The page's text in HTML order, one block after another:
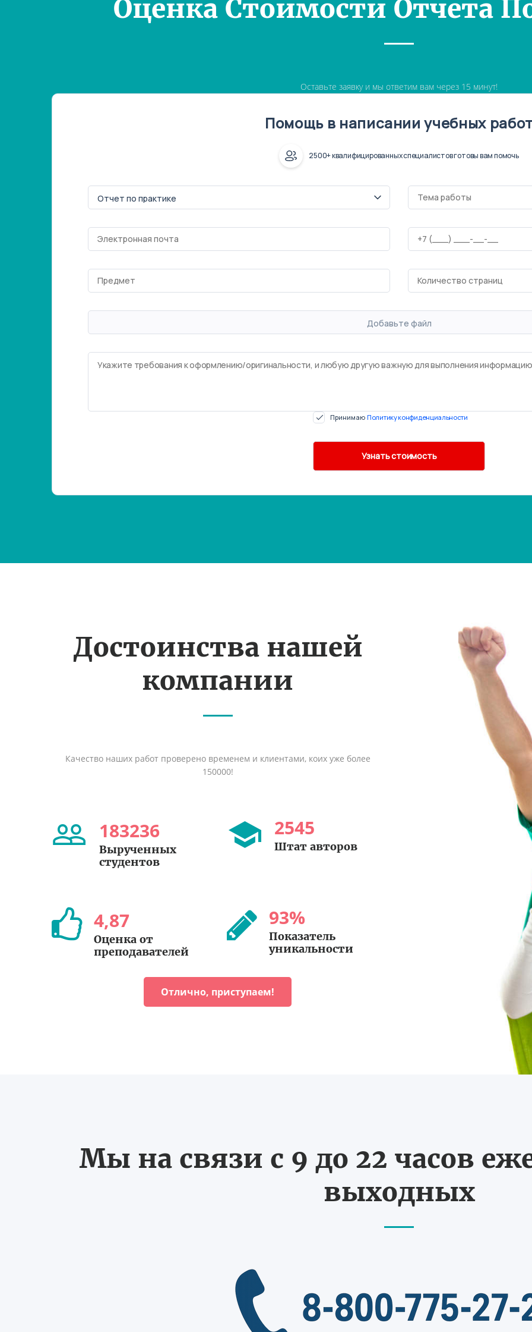
Оценка Стоимости Отчета
Оставьте заявку и мы ответим вам через 15 минут!
Помощь в написании учебных
2500+ квалифицированных специалистов готовы вам помочь
Добавьте файл
Принимаю Политику конфиденциальности
Достоинства нашей
компании
Качество наших работ проверено временем и клиентами, коих уже более
150000!
183236
Вырученных
студентов
2545
Штат авторов
4,87
Оценка от
преподавателей
93%
Показатель
уникальности
Отлично, приступаем!
Мы на связи с 9 до 22 часов
выходных